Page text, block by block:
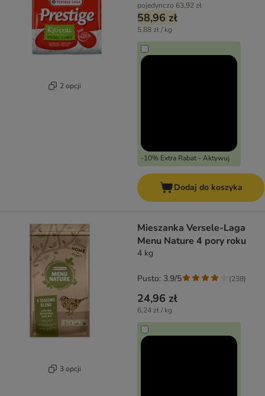
2 opcji
pojedynczo 63,92 zł
58,96 zł
5,88 zł / kg
-10% Extra Rabat - Aktywuj
Dodaj do koszyka
3 opcji
Mieszanka Versele-Laga
Menu Nature 4 pory roku
4 kg
24,96 zł
6,24 zł / kg
Pusto: 3.9/5 (238)